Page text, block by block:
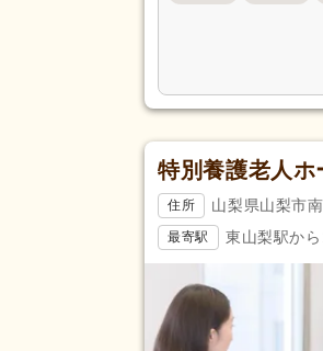
特別養護老人ホ
住所 山梨県山梨市
最寄駅 東山梨駅か